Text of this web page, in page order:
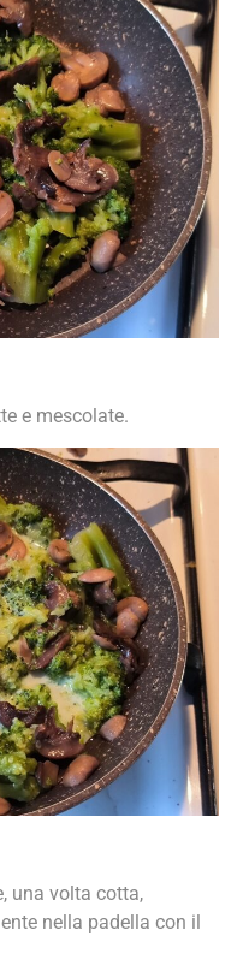
e mescolate.
una volta cotta,
nella padella con il